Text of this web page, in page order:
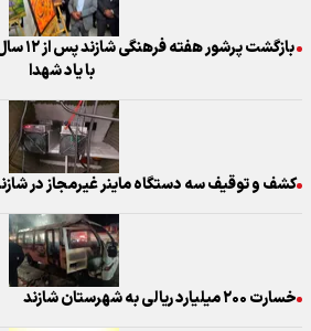
بازگشت
با یاد شهدا
کشف و توقیف سه دستگاه ماینر غیرمجاز در
خسارت ۲۰۰ میلیارد ریالی به شهرستان شازند